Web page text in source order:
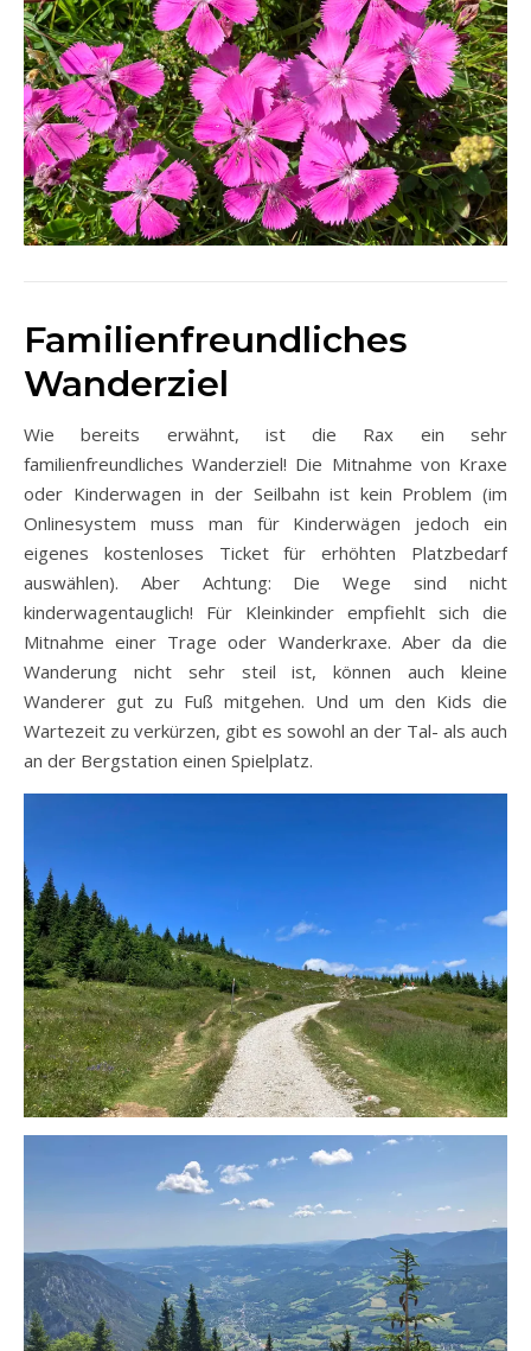
Familienfreundliches
Wanderziel
Wie bereits erwähnt, ist die Rax ein sehr
familienfreundliches Wanderziel! Die Mitnahme von Kraxe
oder Kinderwagen in der Seilbahn ist kein Problem (im
Onlinesystem muss man für Kinderwägen jedoch ein
eigenes kostenloses Ticket für erhöhten Platzbedarf
auswählen). Aber Achtung: Die Wege sind nicht
kinderwagentauglich! Für Kleinkinder empfiehlt sich die
Mitnahme einer Trage oder Wanderkraxe. Aber da die
Wanderung nicht sehr steil ist, können auch kleine
Wanderer gut zu Fuß mitgehen. Und um den Kids die
Wartezeit zu verkürzen, gibt es sowohl an der Tal- als auch
an der Bergstation einen Spielplatz.